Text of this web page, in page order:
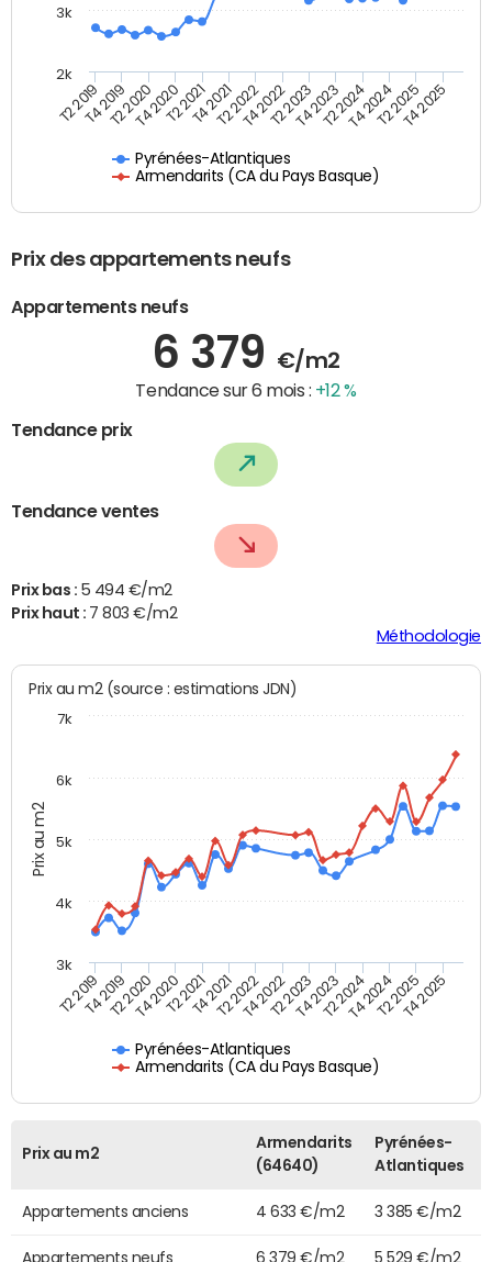
Pyrénées-Atlantiques
Armendarits (CA du Pays Basque)
T2 2019T4 2019T2 2020T4 2020T2 2021T4 2021T2 2022T4 2022T2 2023T4 2023T2 2024T4 2024T2 2025T4 2025
2k
3k
Prix des appartements neufs
Appartements neufs
6 379 €/m2
Tendance sur 6 mois : +12 %
Tendance prix
Tendance ventes
Prix bas : 5 494 €/m2
Prix haut : 7 803 €/m2
Méthodologie
Prix au m2
Prix au m2 (source : estimations JDN)
Pyrénées-Atlantiques
Armendarits (CA du Pays Basque)
T2 2019T4 2019T2 2020T4 2020T2 2021T4 2021T2 2022T4 2022T2 2023T4 2023T2 2024T4 2024T2 2025T4 2025
3k
4k
5k
6k
7k
Prix au m2
Armendarits
(64640)
Pyrénées-
Atlantiques
Appartements anciens 4 633 €/m2 3 385 €/m2
Appartements neufs 6 379 €/m2 5 529 €/m2